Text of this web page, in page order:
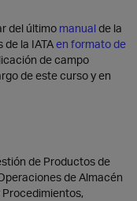
del último manual de la
la IATAen formato de
de campo
de este curso y en
de Productos de
de Almacén
Procedimientos,